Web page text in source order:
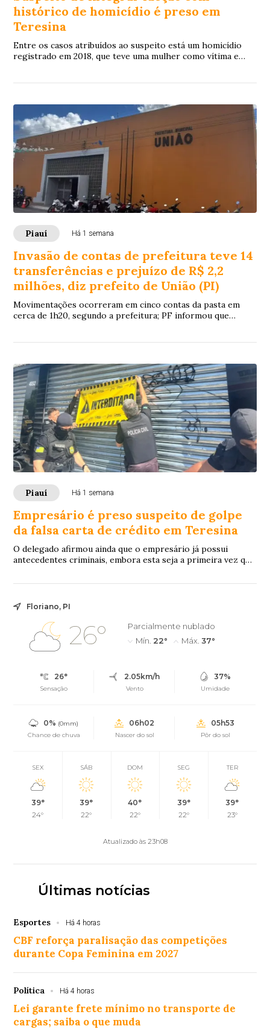
histórico de homicídio é preso em
Teresina
Entre os casos atribuídos ao suspeito está um homicídio
registrado em 2018, que teve uma mulher como vítima e
Piauí Há 1 semana
Invasão de contas de prefeitura teve 14
transferências e prejuízo de R$ 2,2
milhões, diz prefeito de União (PI)
Movimentações ocorreram em cinco contas da pasta em
cerca de 1h20, segundo a prefeitura; PF informou que
Piauí Há 1 semana
Empresário é preso suspeito de golpe
da falsa carta de crédito em Teresina
O delegado afirmou ainda que o empresário já possui
antecedentes criminais, embora esta seja a primeira vez que
Floriano, PI
26°
Parcialmente nublado
Mín. 22° Máx. 37°
26°
Sensação
2.05km/h
Vento
37%
Umidade
0% (0mm)
Chance de chuva
06h02
Nascer do sol
05h53
Pôr do sol
SEX
39°
24°
SÁB
39°
22°
DOM
40°
22°
SEG
39°
22°
TER
39°
23°
Atualizado às 23h08
Últimas notícias
Esportes Há 4 horas
CBF reforça paralisação das competições
durante Copa Feminina em 2027
Política Há 4 horas
Lei garante frete mínimo no transporte de
cargas; saiba o que muda